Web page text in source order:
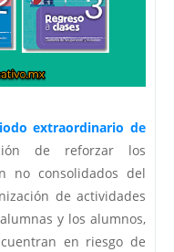
extraordinario de
de reforzar los
no consolidados del
de actividades
y los alumnos,
en riesgo de